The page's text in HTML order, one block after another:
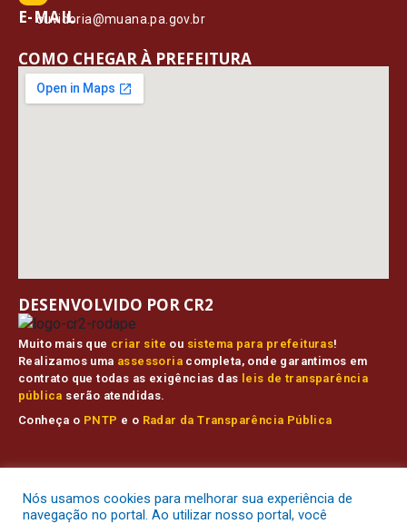
E-MAIL
ouvidoria@muana.pa.gov.br
COMO CHEGAR À PREFEITURA
Muito mais que criar site ou sistema para prefeituras!
Realizamos uma assessoria completa, onde garantimos em
contrato que todas as exigências das leis de transparência
pública serão atendidas.
Conheça o PNTP e o Radar da Transparência Pública
DESENVOLVIDO POR CR2
Todos os direitos reservados aPrefeitura Municipal de Muaná.
Mapa do SiteAcessar Área AdministrativaAcessar o Webmail
Nós usamos cookies para melhorar sua experiência de
navegação no portal. Ao utilizar nosso portal, você